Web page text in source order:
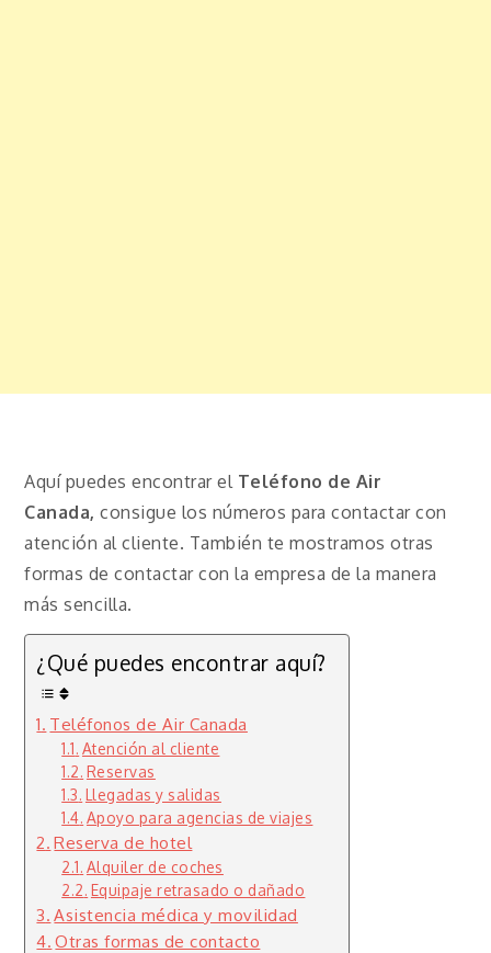
Aquí puedes encontrar el Teléfono de Air
Canada,consigue los números para contactar con
atención al cliente. También te mostramos otras
formas de contactar con la empresa de la manera
más sencilla.
¿Qué puedes encontrar aquí?
Teléfonos de Air Canada
Atención al cliente
Reservas
Llegadas y salidas
Apoyo para agencias de viajes
Reserva de hotel
Alquiler de coches
Equipaje retrasado o dañado
Asistencia médica y movilidad
Otras formas de contacto